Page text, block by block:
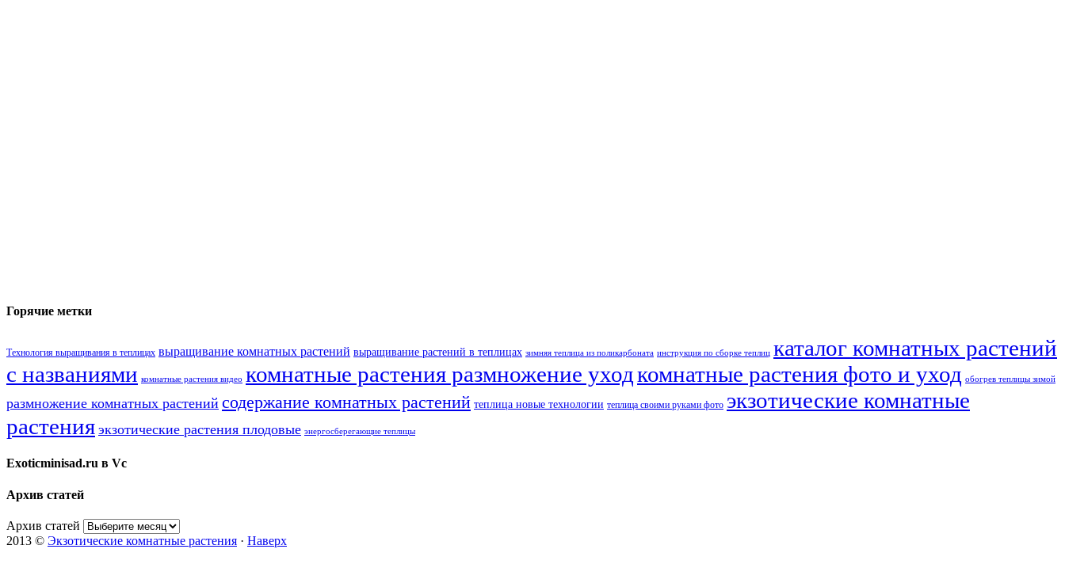
Горячие метки
Технология выращивания в теплицах выращивание комнатных растений выращивание растений в теплицах зимняя теплица из поликарбоната инструкция по сборке теплиц каталог комнатных растений
с названиями комнатные растения видео комнатные растения размножение уходкомнатные растения фото и уход обогрев теплицы зимой
размножение комнатных растений содержание комнатных растений теплица новые технологии теплица своими руками фото экзотические комнатные
растения экзотические растения плодовые энергосберегающие теплицы
Exoticminisad.ru в Vc
Архив статей
Архив статей
2013 © Экзотические комнатные растения · Наверх